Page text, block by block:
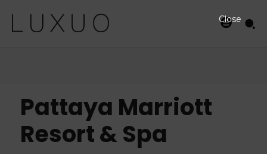
Pattaya Marriott
Resort & Spa
Close